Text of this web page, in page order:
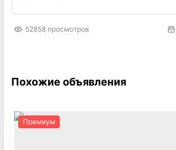
52858 просмотров
Похожие объявления
Премиум